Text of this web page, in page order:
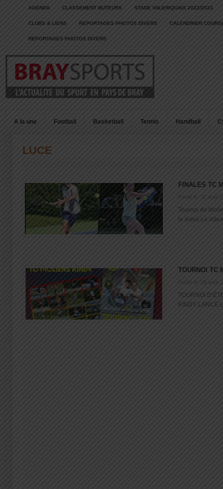
AGENDA CLASSEMENT BUTEURS STADE VALERIQUAIS 2022/2023
CLUBS & LIENS REPORTAGES PHOTOS DIVERS CALENDRIER
REPORTAGES PHOTOS DIVERS
A la une Football Basketball Tennis Handball
LUCE
FINALES TC
Posté le: 11 août
Tournoi de
le soleil Le
TOURNOI TC
Posté le: 09 août
TOURNOI
KINDY LANCE